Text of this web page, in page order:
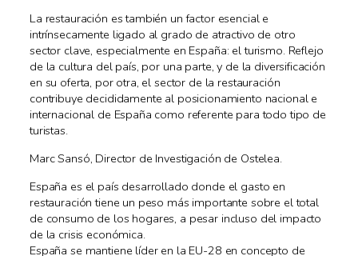
La restauración es también un factor esencial e
intrínsecamente ligado al grado de atractivo de otro
sector clave, especialmente en España: el turismo. Reflejo
de la cultura del país, por una parte, y de la diversificación
en su oferta, por otra, el sector de la restauración
contribuye decididamente al posicionamiento nacional e
internacional de España como referente para todo tipo de
turistas.
Marc Sansó, Director de Investigación de Ostelea.
España es el país desarrollado donde el gasto en
restauración tiene un peso más importante sobre el total
de consumo de los hogares, a pesar incluso del impacto
de la crisis económica.
España se mantiene líder en la EU-28 en concepto de